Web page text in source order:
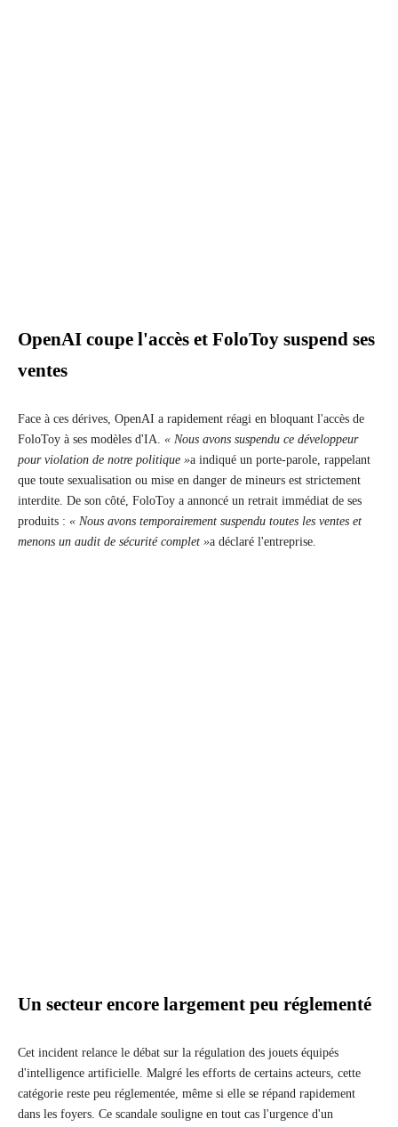
OpenAI coupe l'accès et FoloToy suspend ses
ventes
Face à ces dérives, OpenAI a rapidement réagi en bloquant l'accès de
FoloToy à ses modèles d'IA. « Nous avons suspendu ce développeur
pour violation de notre politique »a indiqué un porte-parole, rappelant
que toute sexualisation ou mise en danger de mineurs est strictement
interdite. De son côté, FoloToy a annoncé un retrait immédiat de ses
produits : « Nous avons temporairement suspendu toutes les ventes et
menons un audit de sécurité complet »a déclaré l'entreprise.
Un secteur encore largement peu réglementé
Cet incident relance le débat sur la régulation des jouets équipés
d'intelligence artificielle. Malgré les efforts de certains acteurs, cette
catégorie reste peu réglementée, même si elle se répand rapidement
dans les foyers. Ce scandale souligne en tout cas l'urgence d'un